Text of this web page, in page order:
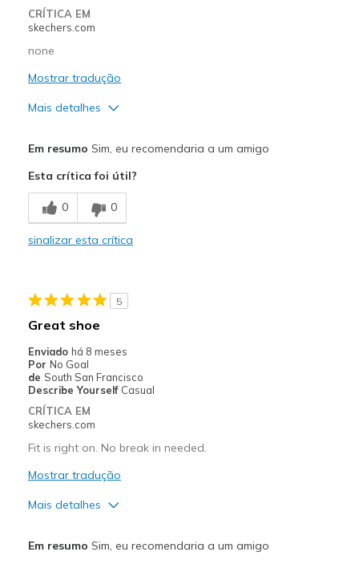
CRÍTICA EM
skechers.com
none
Mostrar tradução
Mais detalhes
Comfortable
Melhores utilizações
Casual Wear
View On Shoes
Em resumo Sim, eu recomendaria a um amigo
Esta crítica foi útil?
0 0
sinalizar esta crítica
5
Great shoe
Enviado há 8 meses
Por No Goal
de South San Francisco
Describe Yourself Casual
CRÍTICA EM
skechers.com
Fit is right on. No break in needed.
Mostrar tradução
Mais detalhes
Em resumo Sim, eu recomendaria a um amigo